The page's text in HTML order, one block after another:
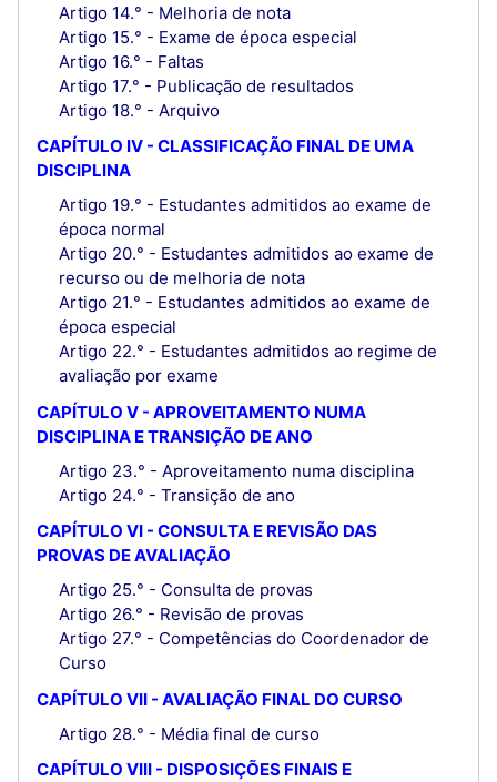
Artigo 14.° - Melhoria de nota
Artigo 15.° - Exame de época especial
Artigo 16.° - Faltas
Artigo 17.° - Publicação de resultados
Artigo 18.° - Arquivo
CAPÍTULO IV - CLASSIFICAÇÃO FINAL DE UMA
DISCIPLINA
Artigo 19.° - Estudantes admitidos ao exame de
época normal
Artigo 20.° - Estudantes admitidos ao exame de
recurso ou de melhoria de nota
Artigo 21.° - Estudantes admitidos ao exame de
época especial
Artigo 22.° - Estudantes admitidos ao regime de
avaliação por exame
CAPÍTULO V - APROVEITAMENTO NUMA
DISCIPLINA E TRANSIÇÃO DE ANO
Artigo 23.° - Aproveitamento numa disciplina
Artigo 24.° - Transição de ano
CAPÍTULO VI - CONSULTA E REVISÃO DAS
PROVAS DE AVALIAÇÃO
Artigo 25.° - Consulta de provas
Artigo 26.° - Revisão de provas
Artigo 27.° - Competências do Coordenador de
Curso
CAPÍTULO VII - AVALIAÇÃO FINAL DO CURSO
Artigo 28.° - Média final de curso
CAPÍTULO VIII - DISPOSIÇÕES FINAIS E